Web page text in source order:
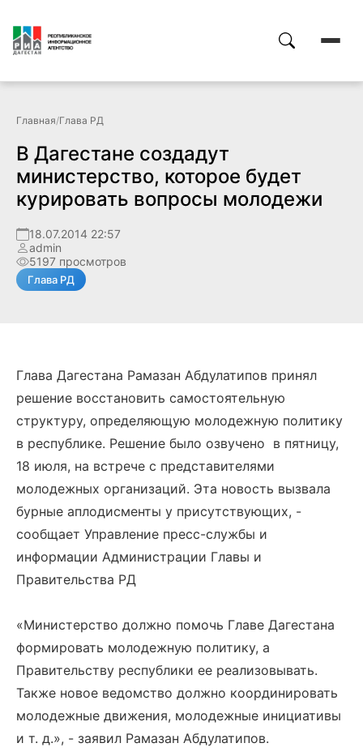
Главная/Глава РД
В Дагестане создадут
министерство, которое будет
курировать вопросы молодежи
18.07.2014 22:57
admin
5197 просмотров
Глава РД
Глава Дагестана Рамазан Абдулатипов принял
решение восстановить самостоятельную
структуру, определяющую молодежную политику
в республике. Решение было озвучено в пятницу,
18 июля, на встрече с представителями
молодежных организаций. Эта новость вызвала
бурные аплодисменты у присутствующих, -
сообщает Управление пресс-службы и
информации Администрации Главы и
Правительства РД
«Министерство должно помочь Главе Дагестана
формировать молодежную политику, а
Правительству республики ее реализовывать.
Также новое ведомство должно координировать
молодежные движения, молодежные инициативы
и т. д.», - заявил Рамазан Абдулатипов.